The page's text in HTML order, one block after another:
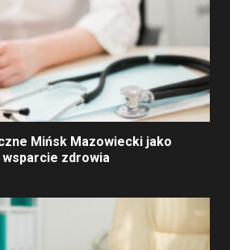
Mińsk Mazowiecki jako
zdrowia